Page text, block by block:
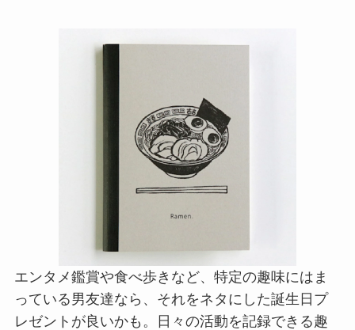
エンタメ鑑賞や食べ歩きなど、特定の趣味にはま
っている男友達なら、それをネタにした誕生日プ
レゼントが良いかも。日々の活動を記録できる趣